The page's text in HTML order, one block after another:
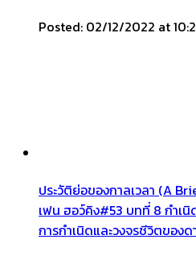
Posted: 02/12/2022 at
ประวัติย่อของกาลเวลา (A
เฟน ฮอว์คิง#53 บทที่ 8 กำเนิ
การกำเนิดและวงจรชีวิตของ